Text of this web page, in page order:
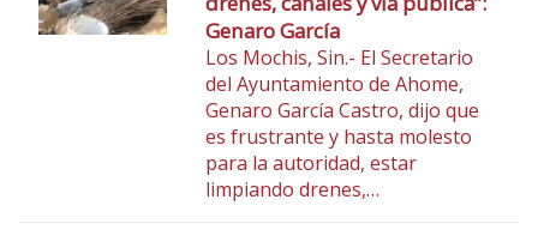
Genaro García
Los Mochis, Sin.- El Secretario
del Ayuntamiento de Ahome,
Genaro García Castro, dijo que
es frustrante y hasta molesto
para la autoridad, estar
limpiando drenes,…